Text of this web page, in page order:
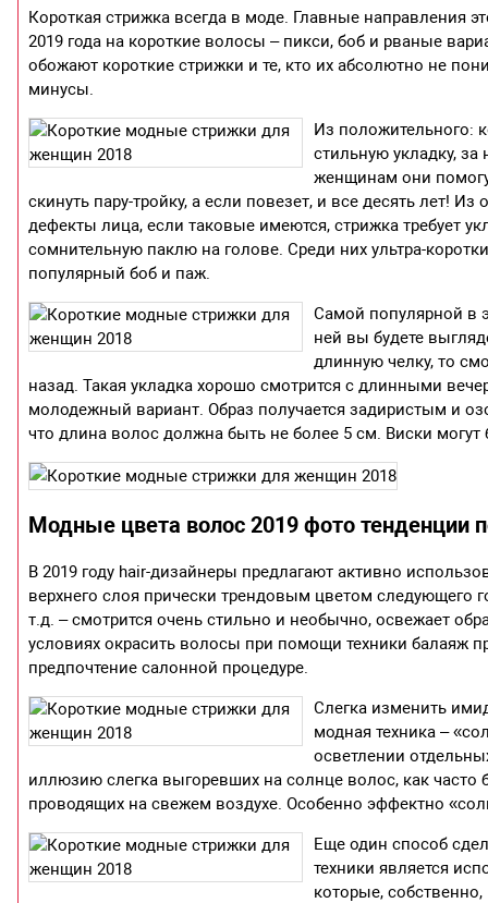
Короткая стрижка всегда в моде. Главные направления
2019 года на короткие волосы – пикси, боб и рваные
обожают короткие стрижки и те, кто их абсолютно не
минусы.
Из положительного:
стильную укладку,
женщинам они
скинуть пару-тройку, а если повезет, и все десять лет!
дефекты лица, если таковые имеются, стрижка требует
сомнительную паклю на голове. Среди них ультра-
популярный боб и паж.
Самой популярной в
ней вы будете
длинную челку, то
назад. Такая укладка хорошо смотрится с длинными
молодежный вариант. Образ получается задиристым и
что длина волос должна быть не более 5 см. Виски
Модные цвета волос 2019 фото тенденции
В 2019 году hair-дизайнеры предлагают активно
верхнего слоя прически трендовым цветом
т.д. – смотрится очень стильно и необычно, освежает
условиях окрасить волосы при помощи техники балаяж
предпочтение салонной процедуре.
Слегка изменить
модная техника –
осветлении
иллюзию слегка выгоревших на солнце волос, как
проводящих на свежем воздухе. Особенно эффектно
Еще один способ
техники является
которые,